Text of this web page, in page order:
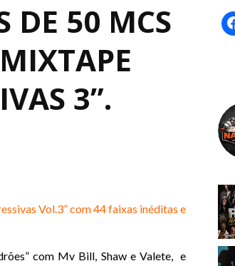
DE 50 MCS
3”.
Vol.3” com 44 faixas inéditas e
” com Mv Bill, Shaw e Valete, e